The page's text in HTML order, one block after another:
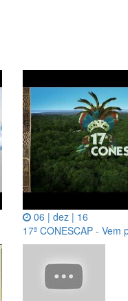
06 | dez | 16
17ª CONESCAP - Vem